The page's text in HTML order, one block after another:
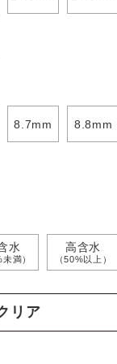
8.7mm 8.8mm
水
未満）
高含水
（50%以上）
リア